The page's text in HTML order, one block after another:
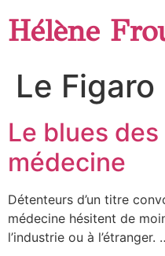
Hélène
Le Figaro
Le blues
médecine
Détenteurs d’un titre
médecine hésitent de
l’industrie ou à l’étranger.